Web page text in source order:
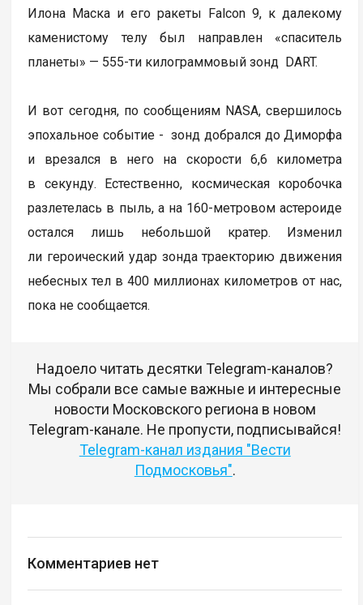
Илона Маска и его ракеты Falcon 9, к далекому
каменистому телу был направлен «спаситель
планеты» — 555-ти килограммовый зонд DART.
И вот сегодня, по сообщениям NASA, свершилось
эпохальное событие - зонд добрался до Диморфа
и врезался в него на скорости 6,6 километра
в секунду. Естественно, космическая коробочка
разлетелась в пыль, а на 160-метровом астероиде
остался лишь небольшой кратер. Изменил
ли героический удар зонда траекторию движения
небесных тел в 400 миллионах километров от нас,
пока не сообщается.
Надоело читать десятки Telegram-каналов?
Мы собрали все самые важные и интересные
новости Московского региона в новом
Telegram-канале. Не пропусти, подписывайся!
Telegram-канал издания "Вести
Подмосковья".
Комментариев нет